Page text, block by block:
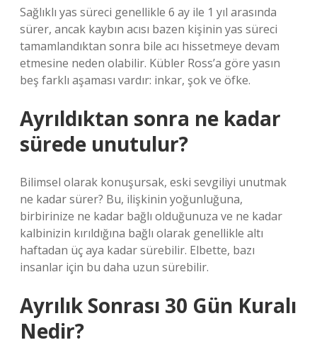
Sağlıklı yas süreci genellikle 6 ay ile 1 yıl arasında
sürer, ancak kaybın acısı bazen kişinin yas süreci
tamamlandıktan sonra bile acı hissetmeye devam
etmesine neden olabilir. Kübler Ross’a göre yasın
beş farklı aşaması vardır: inkar, şok ve öfke.
Ayrıldıktan sonra ne kadar
sürede unutulur?
Bilimsel olarak konuşursak, eski sevgiliyi unutmak
ne kadar sürer? Bu, ilişkinin yoğunluğuna,
birbirinize ne kadar bağlı olduğunuza ve ne kadar
kalbinizin kırıldığına bağlı olarak genellikle altı
haftadan üç aya kadar sürebilir. Elbette, bazı
insanlar için bu daha uzun sürebilir.
Ayrılık Sonrası 30 Gün Kuralı
Nedir?